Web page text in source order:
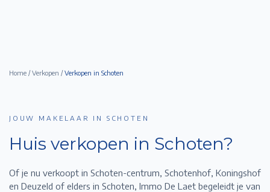
Home / Verkopen /Verkopen in Schoten
JOUW MAKELAAR IN SCHOTEN
Huis verkopen in Schoten?
Of je nu verkoopt in Schoten-centrum, Schotenhof, Koningshof
en Deuzeld of elders in Schoten, Immo De Laet begeleidt je van